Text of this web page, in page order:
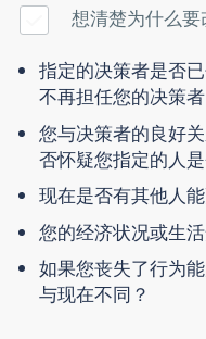
想清楚为什么要
指定的决策者是否
不再担任您的决策者
您与决策者的良好
否怀疑您指定的人
现在是否有其他人
您的经济状况或生
如果您丧失了行为
与现在不同？